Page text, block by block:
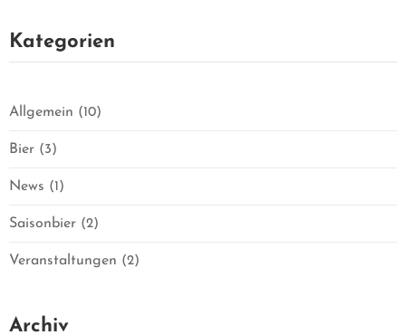
E
L
T
Ü
B
E
R
Kategorien
Allgemein (10)
Bier (3)
News (1)
Saisonbier (2)
Veranstaltungen (2)
Archiv